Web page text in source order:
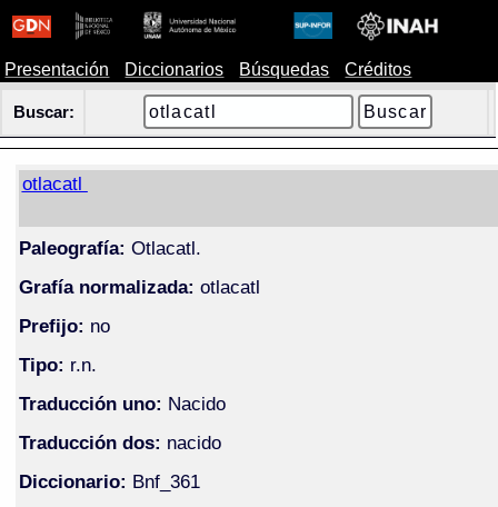
Presentación Diccionarios Búsquedas Créditos
Buscar:
otlacatl
Paleografía: Otlacatl.
Grafía normalizada: otlacatl
Prefijo: no
Tipo: r.n.
Traducción uno: Nacido
Traducción dos: nacido
Diccionario: Bnf_361